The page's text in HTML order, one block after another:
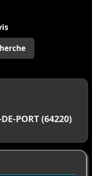
PORT (64220)